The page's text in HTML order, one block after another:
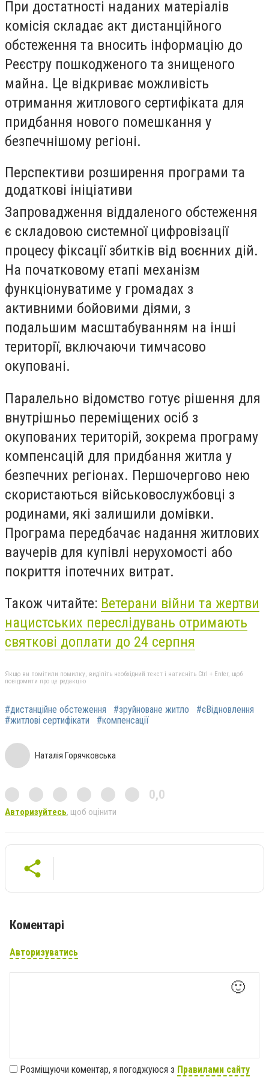
При достатності наданих матеріалів
комісія складає акт дистанційного
обстеження та вносить інформацію до
Реєстру пошкодженого та знищеного
майна. Це відкриває можливість
отримання житлового сертифіката для
придбання нового помешкання у
безпечнішому регіоні.
Перспективи розширення програми та
додаткові ініціативи
Запровадження віддаленого обстеження
є складовою системної цифровізації
процесу фіксації збитків від воєнних дій.
На початковому етапі механізм
функціонуватиме у громадах з
активними бойовими діями, з
подальшим масштабуванням на інші
території, включаючи тимчасово
окуповані.
Паралельно відомство готує рішення для
внутрішньо переміщених осіб з
окупованих територій, зокрема програму
компенсацій для придбання житла у
безпечних регіонах. Першочергово нею
скористаються військовослужбовці з
родинами, які залишили домівки.
Програма передбачає надання житлових
ваучерів для купівлі нерухомості або
покриття іпотечних витрат.
Також читайте: Ветерани війни та жертви
нацистських переслідувань отримають
святкові доплати до 24 серпня
Якщо ви помітили помилку, виділіть необхідний текст і натисніть Ctrl + Enter, щоб
повідомити про це редакцію
#дистанційне обстеження #зруйноване житло
#єВідновлення
#житлові сертифікати
#компенсації
Наталія Горячковська
0,0
Авторизуйтесь, щоб оцінити
Коментарі
Авторизуватись
🙂
Розміщуючи коментар, я погоджуюся з Правилами сайту